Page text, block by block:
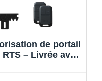
de portail
– Livrée avec